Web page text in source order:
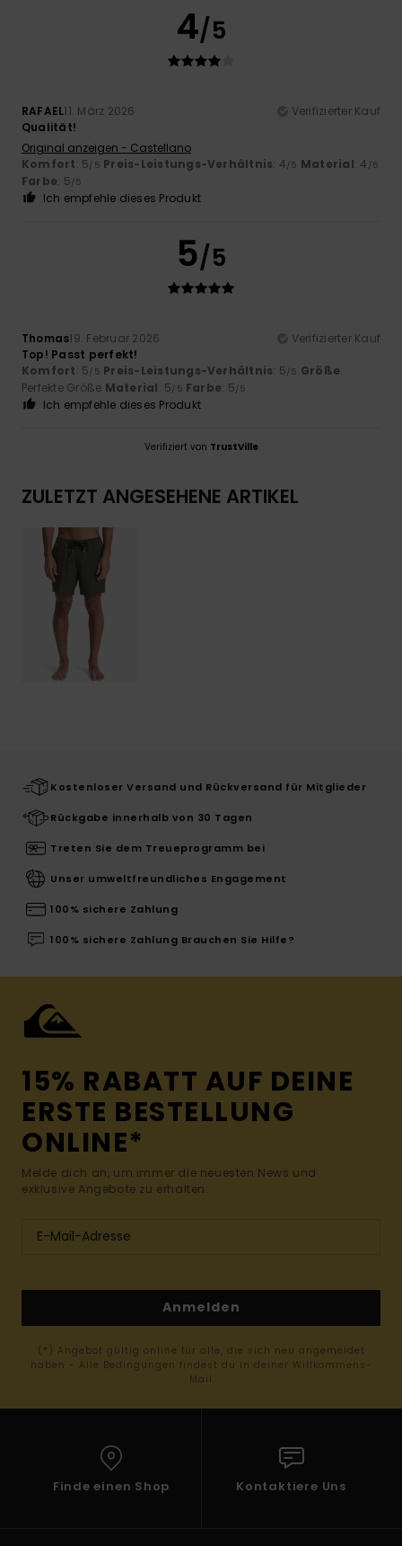
4/5
RAFAEL11. März 2026
Verifizierter Kauf
Qualität!
Original anzeigen - Castellano
Komfort: 5/5 Preis-Leistungs-Verhältnis: 4/5 Material: 4 /5
Farbe: 5/5
Ich empfehle dieses Produkt
5/5
Thomas19. Februar 2026
Verifizierter Kauf
Top! Passt perfekt!
Komfort: 5/5 Preis-Leistungs-Verhältnis: 5/5 Größe:
Perfekte Größe Material: 5/5 Farbe: 5/5
Ich empfehle dieses Produkt
Verifiziert von TrustVille
ZULETZT ANGESEHENE ARTIKEL
Kostenloser Versand und Rückversand für Mitglieder
Rückgabe innerhalb von 30 Tagen
Treten Sie dem Treueprogramm bei
Unser umweltfreundliches Engagement
100% sichere Zahlung
100% sichere Zahlung Brauchen Sie Hilfe?
15% RABATT AUF DEINE
ERSTE BESTELLUNG
ONLINE*
Melde dich an, um immer die neuesten News und
exklusive Angebote zu erhalten.
Anmelden
(*) Angebot gültig online für alle, die sich neu angemeldet
haben - Alle Bedingungen findest du in deiner Willkommens-
Mail
Finde einen Shop Kontaktiere Uns